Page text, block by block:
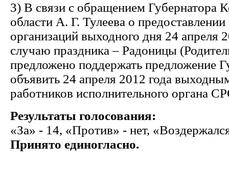
3) В связи с обращением Губернатора
области А. Г. Тулеева о
организаций выходного дня 24 апреля
случаю праздника – Радоницы
предложено поддержать предложение
объявить 24 апреля 2012 года
работников исполнительного органа
Результаты голосования:
«За» - 14, «Против» - нет,
Принято единогласно.